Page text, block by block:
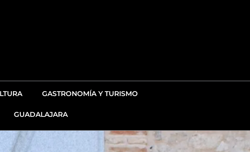
GASTRONOMÍA Y TURISMO
GUADALAJARA